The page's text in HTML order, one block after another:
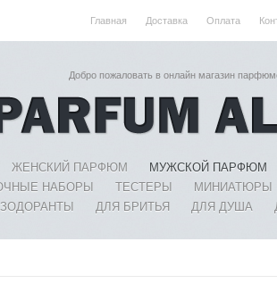
Главная Доставка Оплата
Добро пожаловать в онлайн магазин
ЖЕНСКИЙ ПАРФЮМ МУЖСКОЙ ПАРФЮМ
НАБОРЫ
ТЕСТЕРЫ МИНИАТЮРЫ
ДЛЯ БРИТЬЯ ДЛЯ ДУША